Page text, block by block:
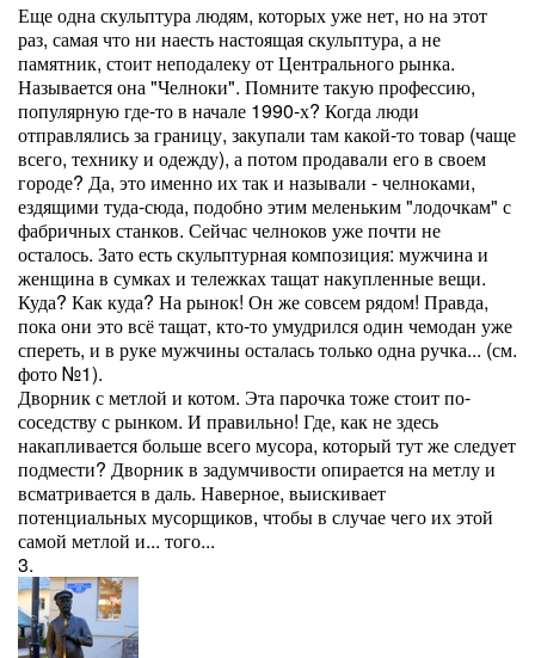
Еще одна скульптура людям, которых уже нет, но на этот
раз, самая что ни наесть настоящая скульптура, а не
памятник, стоит неподалеку от Центрального рынка.
Называется она "Челноки". Помните такую профессию,
популярную где-то в начале 1990-х? Когда люди
отправлялись за границу, закупали там какой-то товар (чаще
всего, технику и одежду), а потом продавали его в своем
городе? Да, это именно их так и называли - челноками,
ездящими туда-сюда, подобно этим меленьким "лодочкам" с
фабричных станков. Сейчас челноков уже почти не
осталось. Зато есть скульптурная композиция: мужчина и
женщина в сумках и тележках тащат накупленные вещи.
Куда? Как куда? На рынок! Он же совсем рядом! Правда,
пока они это всё тащат, кто-то умудрился один чемодан уже
спереть, и в руке мужчины осталась только одна ручка... (см.
фото №1).
Дворник с метлой и котом. Эта парочка тоже стоит по-
соседству с рынком. И правильно! Где, как не здесь
накапливается больше всего мусора, который тут же следует
подмести? Дворник в задумчивости опирается на метлу и
всматривается в даль. Наверное, выискивает
потенциальных мусорщиков, чтобы в случае чего их этой
самой метлой и... того...
3.